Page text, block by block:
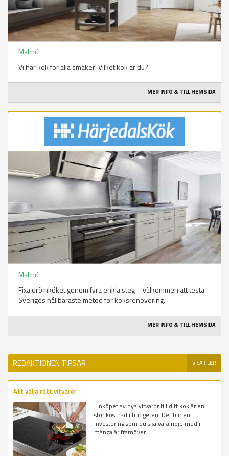
Malmö
Vi har kök för alla smaker! Vilket kök är du?
MER INFO & TILL HEMSIDA
Malmö
Fixa drömköket genom fyra enkla steg – välkommen att testa
Sveriges hållbaraste metod för köksrenovering.
MER INFO & TILL HEMSIDA
REDAKTIONEN TIPSAR VISA FLER
Att välja rätt vitvaror
Inköpet av nya vitvaror till ditt kök är en
stor kostnad i budgeten. Det blir en
investering som du ska vara nöjd med i
många år framöver...